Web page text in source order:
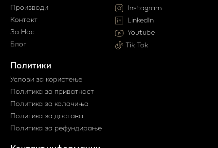
Производи
Контакт
За Нас
Блог
Политики
Услови за користење
Политика за приватност
Политика за колачиња
Политика за достава
Политика за рефундирање
Instagram
LinkedIn
Youtube
Tik Tok